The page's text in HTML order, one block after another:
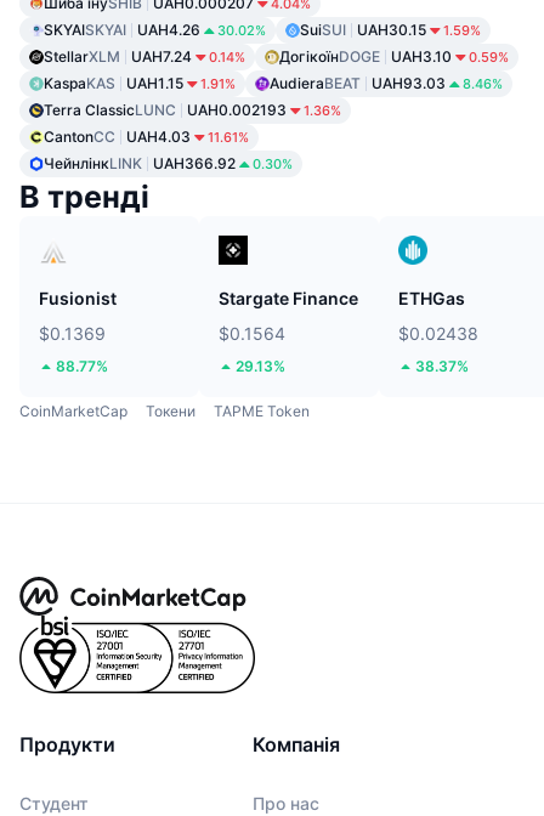
4.04%
SKYAISKYAI UAH4.26 30.02% SuiSUI UAH30.15 1.59%
StellarXLM UAH7.24 0.14% ДогікоїнDOGE UAH3.10 0.59%
KaspaKAS UAH1.15 1.91% AudieraBEAT UAH93.03 8.46%
Terra ClassicLUNC UAH0.002193 1.36%
CantonCC UAH4.03 11.61%
ЧейнлінкLINK UAH366.92 0.30%
В тренді
Fusionist
$0.1369
88.77%
Stargate Finance
$0.1564
29.13%
ETHGas
$0.02438
38.37%
CoinMarketCap Токени TAPME Token
Продукти
Студент
Компанія
Про нас